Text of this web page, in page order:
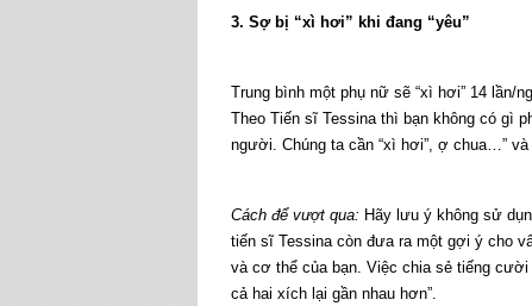
3. Sợ bị “xì hơi” khi đang “yêu”
Trung bình một phụ nữ sẽ “xì hơi” 14 lần/
Theo Tiến sĩ Tessina thì bạn không có gì
người. Chúng ta cần “xì hơi”, ợ chua…”
Cách để vượt qua: Hãy lưu ý không sử
tiến sĩ Tessina còn đưa ra một gợi ý cho
và cơ thể của bạn. Việc chia sẻ tiếng cười
cả hai xích lại gần nhau hơn”.